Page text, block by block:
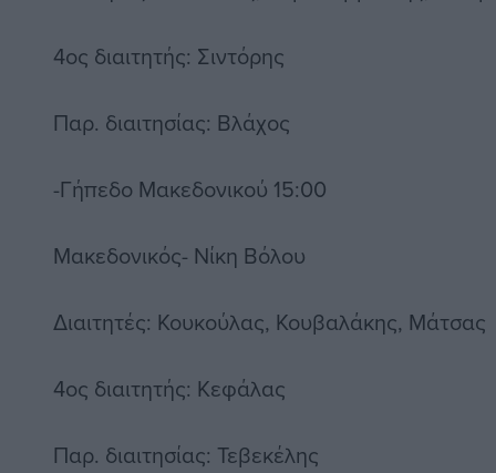
4ος διαιτητής: Σιντόρης
Παρ. διαιτησίας: Βλάχος
-Γήπεδο Μακεδονικού 15:00
Μακεδονικός- Νίκη Βόλου
Διαιτητές: Κουκούλας, Κουβαλάκης, Μάτσας
4ος διαιτητής: Κεφάλας
Παρ. διαιτησίας: Τεβεκέλης